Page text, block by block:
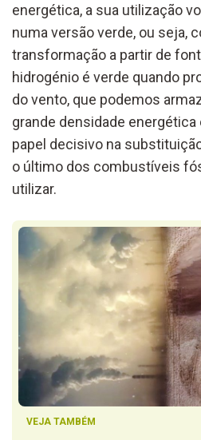
energética, a sua utilização
numa versão verde, ou seja,
transformação a partir de
hidrogénio é verde quando
do vento, que podemos
grande densidade energética
papel decisivo na
o último dos combustíveis
utilizar.
VEJA TAMBÉM